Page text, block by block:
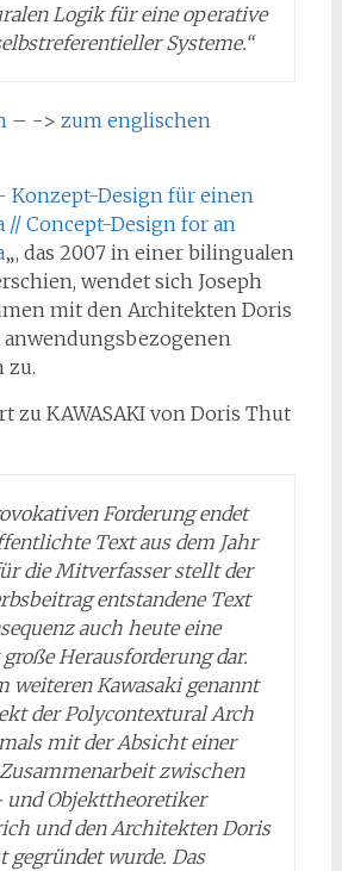
Logik für eine operative
Systeme.“
– -> zum englischen
Konzept-Design für einen
// Concept-Design for an
„, das 2007 in einer bilingualen
wendet sich Joseph
mit den Architekten Doris
zu.
zu KAWASAKI von Doris Thut
Forderung endet
Text aus dem Jahr
die Mitverfasser stellt der
entstandene Text
auch heute eine
Herausforderung dar.
weiteren Kawasaki genannt
der Polycontextural Arch
mit der Absicht einer
zwischen
und Objekttheoretiker
und den Architekten Doris
gegründet wurde. Das